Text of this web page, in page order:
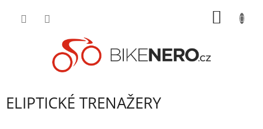
ELIPTICKÉ TRENAŽERY